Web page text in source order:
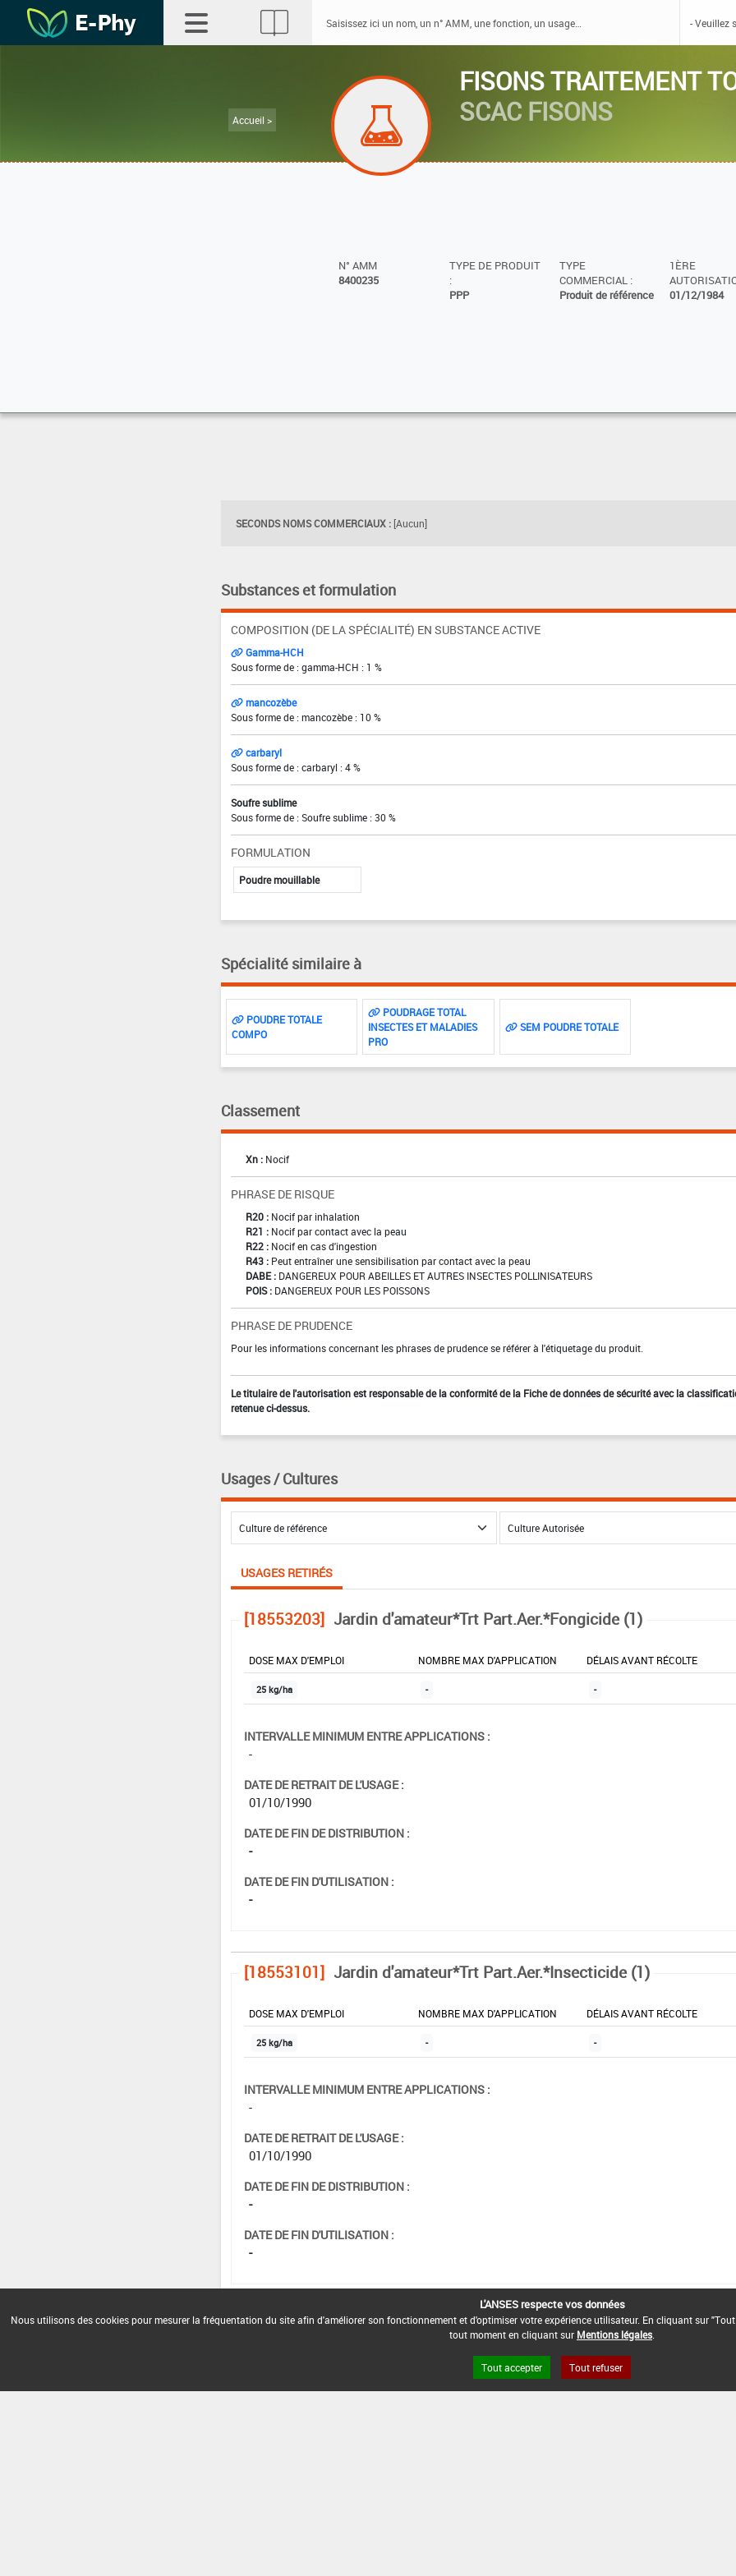
Accueil >
FISONS TRAITEMENT
SCAC FISONS
N° AMM
8400235
TYPE DE PRODUIT
:
PPP
TYPE
COMMERCIAL :
Produit de référence
1ÈRE
01/12/1984
SECONDS NOMS COMMERCIAUX : [Aucun]
Substances et formulation
COMPOSITION (DE LA SPÉCIALITÉ) EN SUBSTANCE ACTIVE
Gamma-HCH
Sous forme de : gamma-HCH : 1 %
mancozèbe
Sous forme de : mancozèbe : 10 %
carbaryl
Sous forme de : carbaryl : 4 %
Soufre sublime
Sous forme de : Soufre sublime : 30 %
FORMULATION
Poudre mouillable
Spécialité similaire à
POUDRE TOTALE
COMPO
POUDRAGE TOTAL
INSECTES ET MALADIES
PRO
SEM POUDRE TOTALE
Classement
Xn : Nocif
PHRASE DE RISQUE
R20 : Nocif par inhalation
R21 : Nocif par contact avec la peau
R22 : Nocif en cas d'ingestion
R43 : Peut entraîner une sensibilisation par contact avec la peau
DABE : DANGEREUX POUR ABEILLES ET AUTRES INSECTES POLLINISATEURS
POIS : DANGEREUX POUR LES POISSONS
PHRASE DE PRUDENCE
Pour les informations concernant les phrases de prudence se référer à l'étiquetage du produit.
Le titulaire de l'autorisation est responsable de la conformité de la Fiche de données de sécurité avec la
retenue ci-dessus.
Usages / Cultures
USAGES RETIRÉS
[18553203] Jardin d'amateur*Trt Part.Aer.*Fongicide (1)
DOSE MAX D'EMPLOI NOMBRE MAX D'APPLICATION DÉLAIS AVANT RÉCOLTE
25 kg/ha - -
INTERVALLE MINIMUM ENTRE APPLICATIONS :
-
DATE DE RETRAIT DE L'USAGE :
01/10/1990
DATE DE FIN DE DISTRIBUTION :
-
DATE DE FIN D'UTILISATION :
-
[18553101] Jardin d'amateur*Trt Part.Aer.*Insecticide (1)
DOSE MAX D'EMPLOI NOMBRE MAX D'APPLICATION DÉLAIS AVANT RÉCOLTE
25 kg/ha - -
INTERVALLE MINIMUM ENTRE APPLICATIONS :
-
DATE DE RETRAIT DE L'USAGE :
01/10/1990
DATE DE FIN DE DISTRIBUTION :
-
DATE DE FIN D'UTILISATION :
-
L'ANSES respecte vos données
Nous utilisons des cookies pour mesurer la fréquentation du site afin d'améliorer son fonctionnement et d'optimiser votre expérience utilisateur. En cliquant sur
tout moment en cliquant sur Mentions légales
Tout accepter Tout refuser